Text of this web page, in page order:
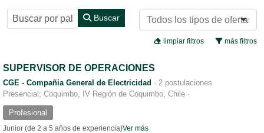
Buscar
más filtros
limpiar filtros
SUPERVISOR DE OPERACIONES
CGE - Compañia General de Electricidad ·
Presencial; Coquimbo, IV Región de Coquimbo, Chile ·
2 postulaciones
Profesional
Junior (de 2 a 5 años de experiencia)Ver más